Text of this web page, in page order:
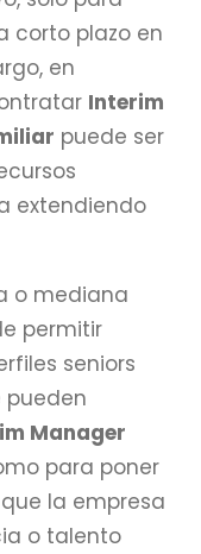
corto plazo en
en
Interim
puede ser
extendiendo
o mediana
permitir
seniors
pueden
Manager
para poner
la empresa
o talento